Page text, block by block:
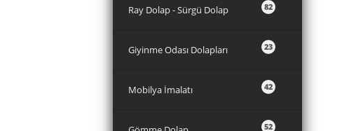
82
Ray Dolap - Sürgü Dolap
23
Giyinme Odası Dolapları
42
Mobilya İmalatı
52